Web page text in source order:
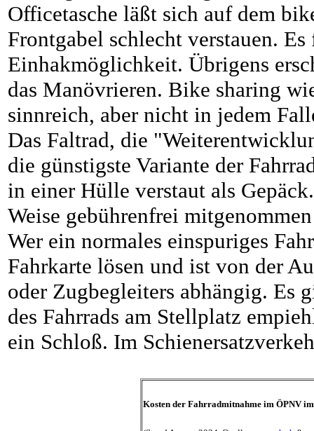
Officetasche läßt sich auf dem
Frontgabel schlecht verstauen.
Einhakmöglichkeit. Übrigens
das Manövrieren. Bike sharing
sinnreich, aber nicht in jedem
Das Faltrad, die
die günstigste Variante der
in einer Hülle verstaut als
Weise gebührenfrei
Wer ein normales einspuriges
Fahrkarte lösen und ist von der
oder Zugbegleiters abhängig. Es
des Fahrrads am Stellplatz
ein Schloß. Im
Kosten der Fahrradmitnahme im ÖPNV